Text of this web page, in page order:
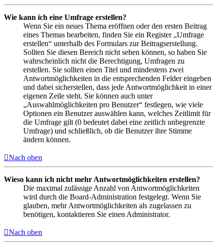
Wie kann ich eine Umfrage erstellen?
Wenn Sie ein neues Thema eröffnen oder den ersten Beitrag
eines Themas bearbeiten, finden Sie ein Register „Umfrage
erstellen“ unterhalb des Formulars zur Beitragserstellung.
Sollten Sie diesen Bereich nicht sehen können, so haben Sie
wahrscheinlich nicht die Berechtigung, Umfragen zu
erstellen. Sie sollten einen Titel und mindestens zwei
Antwortmöglichkeiten in die entsprechenden Felder eingeben
und dabei sicherstellen, dass jede Antwortmöglichkeit in einer
eigenen Zeile steht. Sie können auch unter
„Auswahlmöglichkeiten pro Benutzer“ festlegen, wie viele
Optionen ein Benutzer auswählen kann, welches Zeitlimit für
die Umfrage gilt (0 bedeutet dabei eine zeitlich unbegrenzte
Umfrage) und schließlich, ob die Benutzer ihre Stimme
ändern können.
Nach oben
Wieso kann ich nicht mehr Antwortmöglichkeiten erstellen?
Die maximal zulässige Anzahl von Antwortmöglichkeiten
wird durch die Board-Administration festgelegt. Wenn Sie
glauben, mehr Antwortmöglichkeiten als zugelassen zu
benötigen, kontaktieren Sie einen Administrator.
Nach oben